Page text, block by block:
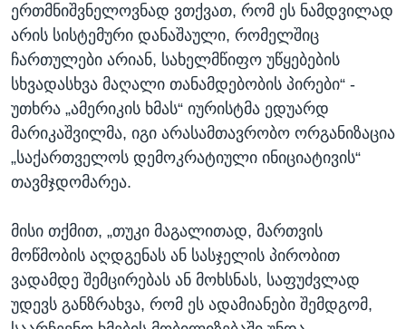
ერთმნიშვნელოვნად ვთქვათ, რომ ეს ნამდვილად
არის სისტემური დანაშაული, რომელშიც
ჩართულები არიან, სახელმწიფო უწყებების
სხვადასხვა მაღალი თანამდებობის პირები“ -
უთხრა „ამერიკის ხმას“ იურისტმა ედუარდ
მარიკაშვილმა, იგი არასამთავრობო ორგანიზაცია
„საქართველოს დემოკრატიული ინიციატივის“
თავმჯდომარეა.
მისი თქმით, „თუკი მაგალითად, მართვის
მოწმობის აღდგენას ან სასჯელის პირობით
ვადამდე შემცირებას ან მოხსნას, საფუძვლად
უდევს განზრახვა, რომ ეს ადამიანები შემდგომ,